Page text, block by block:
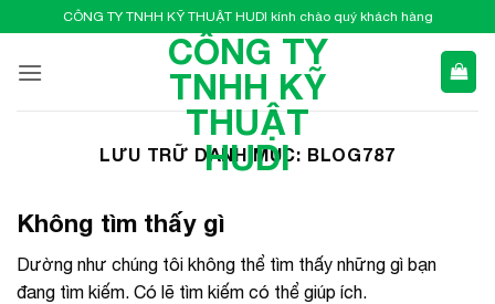
qua
nội
CÔNG TY TNHH KỸ THUẬT HUDI kính chào quý khách hàng
CÔNG TY
TNHH KỸ
THUẬT
HUDI
LƯU TRỮ DANH MỤC: BLOG787
Không tìm thấy gì
Dường như chúng tôi không thể tìm thấy những gì bạn
đang tìm kiếm. Có lẽ tìm kiếm có thể giúp ích.